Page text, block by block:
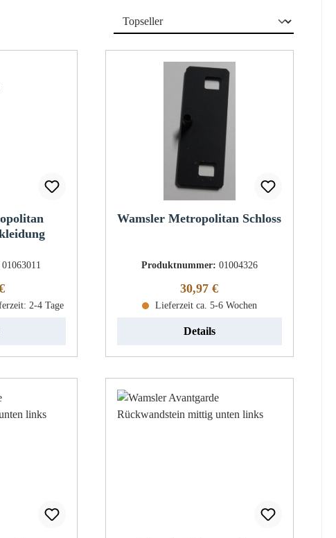
01063011
Preis:
2-4 Tage
Wamsler Metropolitan Schloss
Produktnummer: 01004326
Regulärer Preis:
30,97 €
Lieferzeit ca. 5-6 Wochen
Details